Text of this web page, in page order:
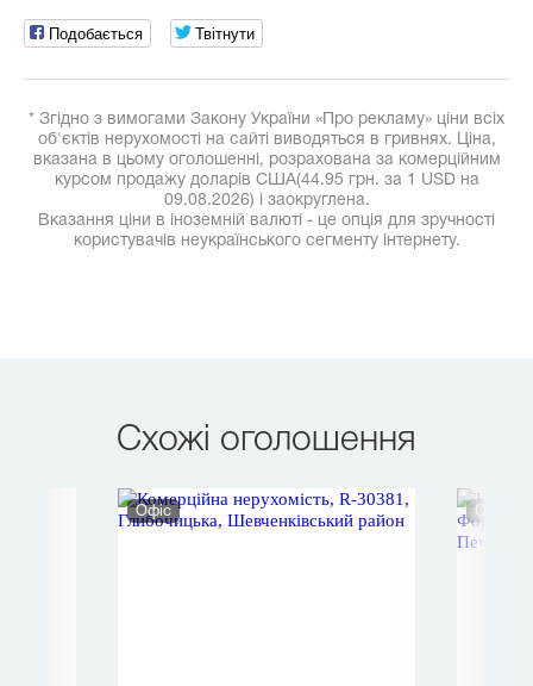
Подобається Твітнути
* Згідно з вимогами Закону України «Про рекламу» ціни всіх
об'єктів нерухомості на сайті виводяться в гривнях. Ціна,
вказана в цьому оголошенні, розрахована за комерційним
курсом продажу доларів США(44.95 грн. за 1 USD на
09.08.2026) і заокруглена.
Вказання ціни в іноземній валюті - це опція для зручності
користувачів неукраїнського сегменту інтернету.
Схожі оголошення
Офіс Офіс